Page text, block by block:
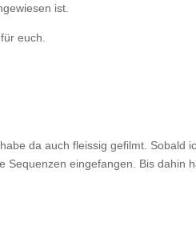
ist.
euch.
da auch fleissig gefilmt. Sobald
eingefangen. Bis dahin